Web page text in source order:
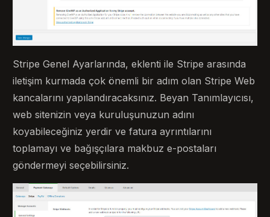
Stripe Genel Ayarlarında, eklenti ile Stripe arasında
iletişim kurmada çok önemli bir adım olan Stripe Web
kancalarını yapılandıracaksınız. Beyan Tanımlayıcısı,
web sitenizin veya kuruluşunuzun adını
koyabileceğiniz yerdir ve fatura ayrıntılarını
toplamayı ve bağışçılara makbuz e-postaları
göndermeyi seçebilirsiniz.